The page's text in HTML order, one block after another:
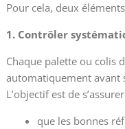
Pour cela, deux
1. Contrôler
Chaque palette ou colis
automatiquement avant
L’objectif est de
que les bonnes